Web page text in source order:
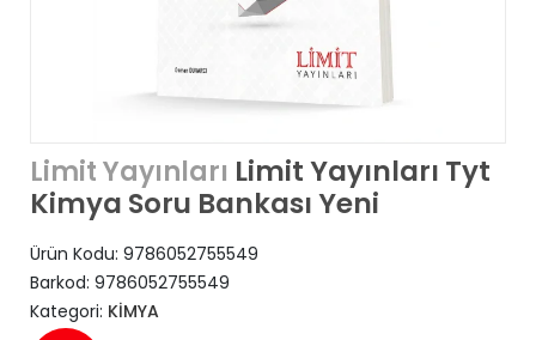
Limit Yayınları Limit Yayınları Tyt
Kimya Soru Bankası Yeni
Ürün Kodu: 9786052755549
Barkod: 9786052755549
Kategori: KİMYA